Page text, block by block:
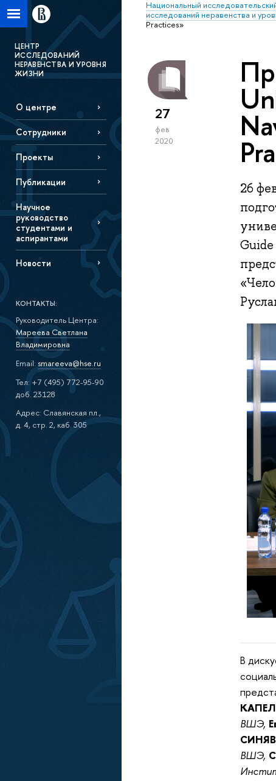
Национальный
исследований неравенства и
Practices»
ЦЕНТР
ИССЛЕДОВАНИЙ
НЕРАВЕНСТВА И УРОВНЯ
ЖИЗНИ
О центре
Сотрудники
Проекты
Публикации
Научное
руководство
студентами и
аспирантами
Новости
КОНТАКТЫ:
Руководитель Центра:
Мареева Светлана
Владимировна
Email: smareeva@hse.ru
Тел: +7 (495) 772-95-90
доб. 23128
Адрес: Славянская пл.,
д. 4, стр. 2, каб. 305
27
фев
2020
26
В
ВШЭ,
ВШЭ,